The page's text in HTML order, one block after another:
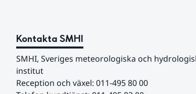
Kontakta SMHI
SMHI, Sveriges meteorologiska och
institut
Reception och växel: 011-495 80 00